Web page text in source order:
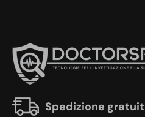
Spedizione